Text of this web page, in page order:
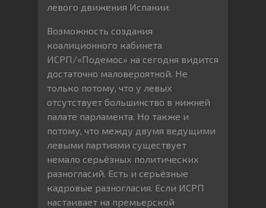
левого движения Испании.
Возможность создания
коалиционного кабинета
ИСРП/«Подемос» на сегодня видится
достаточно маловероятной. Не
только потому, что у левых
отсутствует большинство в нижней
палате парламента. Но также и
потому, что между двумя ведущими
левыми партиями существует
немало серьёзных политических
разногласий. Есть и серьёзные
кадровые разногласия. Если ИСРП
настаивает на премьерской